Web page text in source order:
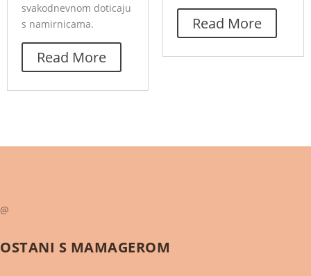
svakodnevnom doticaju
s namirnicama.
Read More
Read More
@
OSTANI S MAMAGEROM